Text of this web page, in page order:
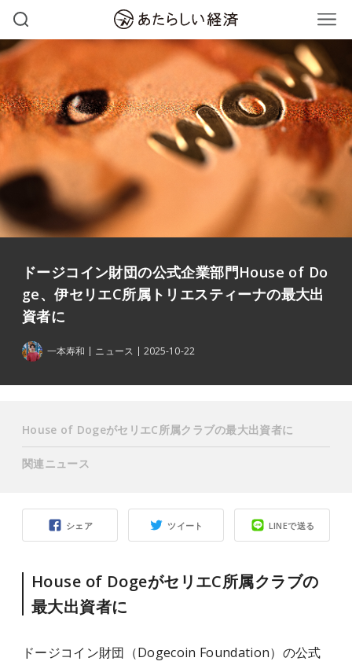
ドージコイン財団の公式企業部門House of Do
ge、伊セリエC所属トリエスティーナの最大出
資者に
一本寿和 ニュース 2025-10-22
シェア ツイート LINEで送る
House of DogeがセリエC所属クラブの
最大出資者に
ドージコイン財団（Dogecoin Foundation）の公式
House of DogeがセリエC所属クラブの最大出資者に
関連ニュース